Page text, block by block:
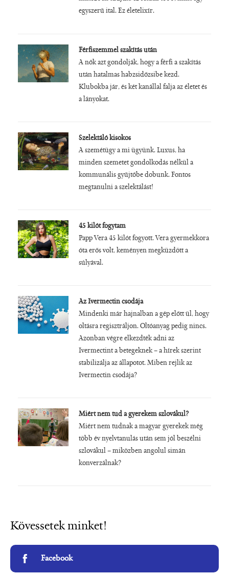
egyszerű ital. Ez életelixír.
Férfiszemmel szakítás után
A nők azt gondolják, hogy a férfi a szakítás
után hatalmas habzsidőzsibe kezd.
Klubokba jár, és két kanállal falja az életet és
a lányokat.
Szelektáló kisokos
A szemétügy a mi ügyünk. Luxus, ha
minden szemetet gondolkodás nélkül a
kommunális gyűjtőbe dobunk. Fontos
megtanulni a szelektálást!
45 kilót fogytam
Papp Vera 45 kilót fogyott. Vera gyermekkora
óta erős volt, keményen megküzdött a
súlyával.
Az Ivermectin csodája
Mindenki már hajnalban a gép előtt ül, hogy
oltásra regisztráljon. Oltóanyag pedig nincs.
Azonban végre elkezdték adni az
Ivermectint a betegeknek – a hírek szerint
stabilizálja az állapotot. Miben rejlik az
Ivermectin csodája?
Miért nem tud a gyerekem szlovákul?
Miért nem tudnak a magyar gyerekek még
több év nyelvtanulás után sem jól beszélni
szlovákul – miközben angolul simán
konverzálnak?
Kövessetek minket!
Facebook